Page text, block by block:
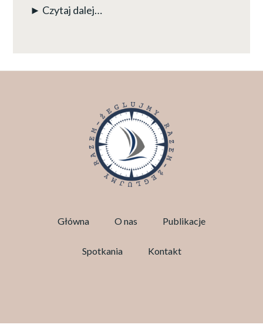
► Czytaj dalej…
Główna O nas Publikacje
Spotkania Kontakt